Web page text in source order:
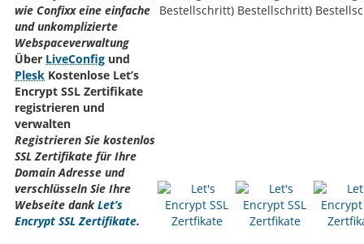
wie Confixx eine einfache
und unkomplizierte
Webspaceverwaltung
Bestellschritt) Bestellschritt)
Über LiveConfig und
Plesk Kostenlose Let’s
Encrypt SSL Zertifikate
registrieren und
verwalten
Registrieren Sie kostenlos
SSL Zertifikate für Ihre
Domain Adresse und
verschlüsseln Sie Ihre
Webseite dankLet’s
Encrypt SSL Zertifikate.